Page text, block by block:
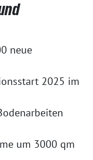
neue
2025 im
um 3000 qm